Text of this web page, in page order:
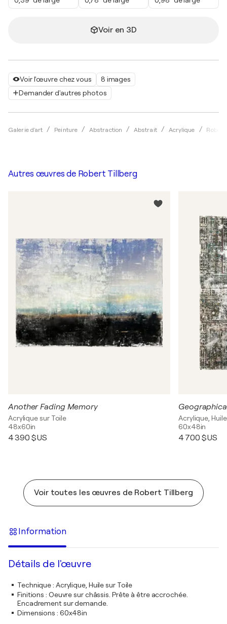
Voir l'œuvre chez vous
8 images
Demander d'autres photos
Galerie d'art Peinture Abstraction Abstrait Acrylique Robert
Voir en 3D
Autres œuvres de Robert Tillberg
Another Fading Memory
Acrylique sur Toile
48x60in
4 390 $US
Acrylique,
60x48in
4 700 $US
Voir toutes les œuvres de Robert Tillberg
Information
Détails de l'œuvre
Technique: Acrylique, Huile sur Toile
Finitions : Oeuvre sur châssis. Prête à être accrochée.
Encadrement sur demande.
Dimensions : 60x48in